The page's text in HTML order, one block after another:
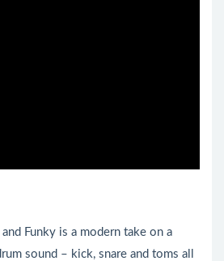
Funky is a modern take on a
sound – kick, snare and toms all